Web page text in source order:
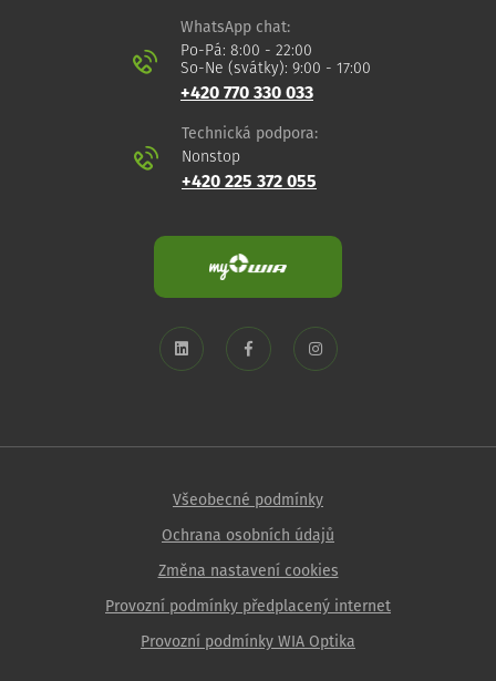
WhatsApp chat:
Po-Pá: 8:00 - 22:00
So-Ne (svátky): 9:00 - 17:00
+420 770 330 033
Technická podpora:
Nonstop
+420 225 372 055
Všeobecné podmínky
Ochrana osobních údajů
Změna nastavení cookies
Provozní podmínky předplacený internet
Provozní podmínky WIA Optika